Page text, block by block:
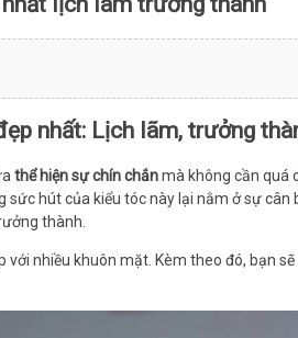
nhất: Lịch lãm, trưởng
thể hiện sự chín chắnmà không cần quá
hút của kiểu tóc này lại nằm ở sự
thành.
với nhiều khuôn mặt. Kèm theo đó, bạn